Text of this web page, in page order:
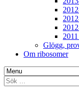
Glögg,
Om ribosomer
Sök
efter: